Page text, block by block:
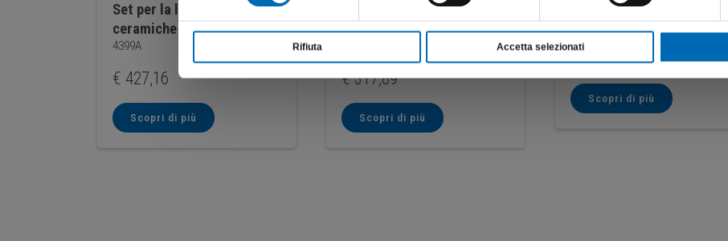
Rifiuta Accetta selezionati
Set per la lucidatura delle
ceramiche
4399A
€ 427,16
Scopri di più
Kit per lucidatura di ZrO2 e
disilicato
€317,89
Scopri di più
Gommino per ceramica
€15,86
Scopri di più